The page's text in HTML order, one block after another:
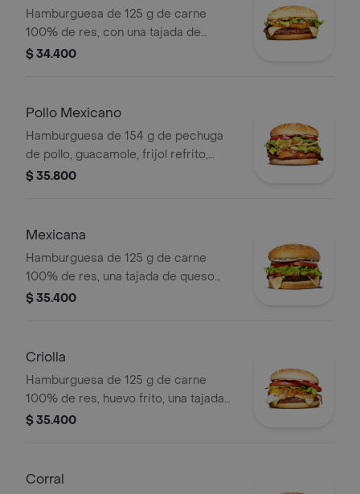
Hamburguesa de 125 g de carne
100% de res, con una tajada de
queso tipo mozzarella, piña, lechuga,
$ 34.400
Pollo Mexicano
Hamburguesa de 154 g de pechuga
de pollo, guacamole, frijol refrito,
tortillas de maíz, tomate, lechuga y
$ 35.800
Mexicana
Hamburguesa de 125 g de carne
100% de res, una tajada de queso
tipo mozzarella, guacamole, fríjol
$ 35.400
Criolla
Hamburguesa de 125 g de carne
100% de res, huevo frito, una tajada
de queso tipo mozzarella, cebolla
$ 35.400
Corral